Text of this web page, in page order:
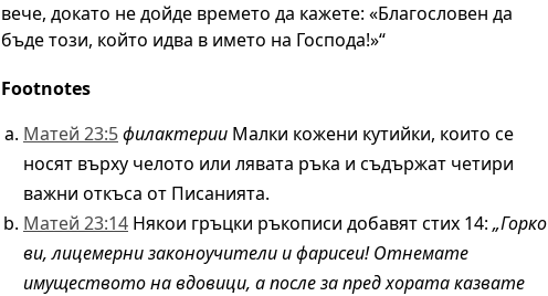
вече, докато не дойде времето да кажете: «Благословен да
бъде този, който идва в името на Господа!»“
Footnotes
Матей 23:5филактерии Малки кожени кутийки, които се
носят върху челото или лявата ръка и съдържат четири
важни откъса от Писанията.
Матей 23:14 Някои гръцки ръкописи добавят стих 14: „Горко
ви, лицемерни законоучители и фарисеи! Отнемате
имуществото на вдовици, а после за пред хората казвате